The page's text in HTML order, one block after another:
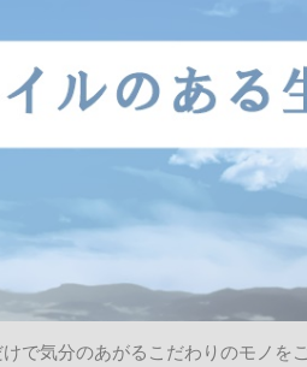
で気分のあがるこだわりのモノを